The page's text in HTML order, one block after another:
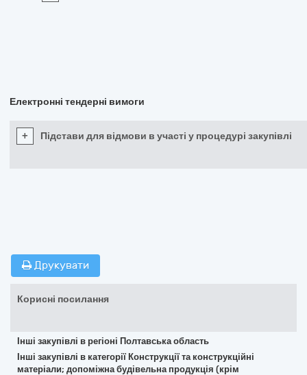
Електронні тендерні вимоги
+ Підстави для відмови в участі у процедурі закупівлі
Друкувати
Корисні посилання
Інші закупівлі в регіоні Полтавська область
Інші закупівлі в категорії Конструкції та конструкційні
матеріали; допоміжна будівельна продукція (крім